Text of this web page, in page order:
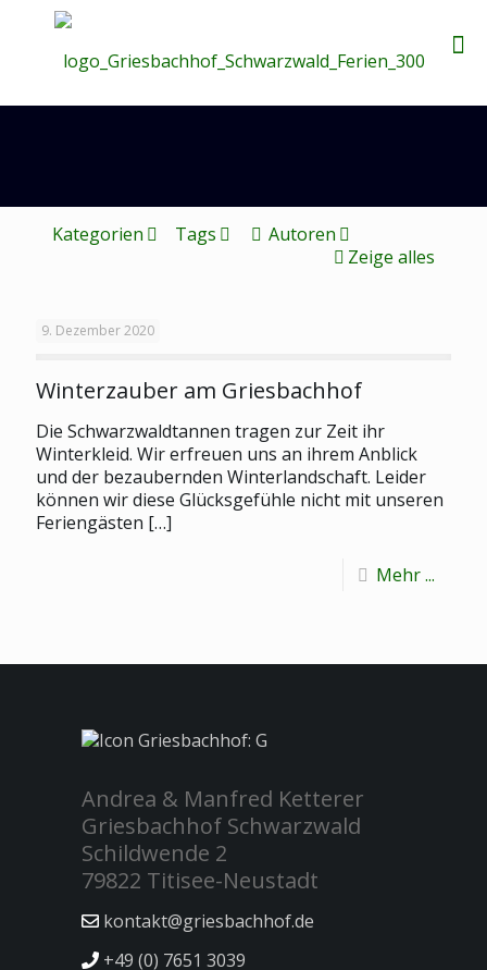
Kategorien Tags
Autoren
Zeige alles
9. Dezember 2020
Winterzauber am Griesbachhof
Die Schwarzwaldtannen tragen zur Zeit ihr
Winterkleid. Wir erfreuen uns an ihrem Anblick
und der bezaubernden Winterlandschaft. Leider
können wir diese Glücksgefühle nicht mit unseren
Feriengästen […]
Mehr ...
Andrea & Manfred Ketterer
Griesbachhof Schwarzwald
Schildwende 2
79822 Titisee-Neustadt
kontakt@griesbachhof.de
+49 (0) 7651 3039